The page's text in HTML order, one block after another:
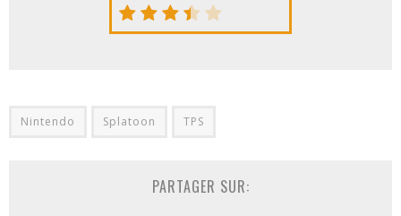
Nintendo Splatoon TPS
PARTAGER SUR: